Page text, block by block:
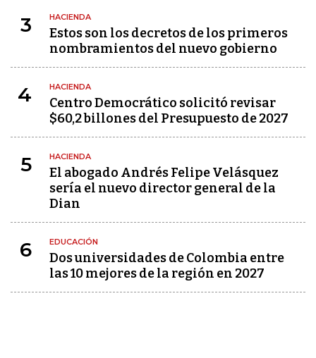
3 HACIENDA
Estos son los decretos de los primeros
nombramientos del nuevo gobierno
4 HACIENDA
Centro Democrático solicitó revisar
$60,2 billones del Presupuesto de 2027
5 HACIENDA
El abogado Andrés Felipe Velásquez
sería el nuevo director general de la
Dian
6 EDUCACIÓN
Dos universidades de Colombia entre
las 10 mejores de la región en 2027